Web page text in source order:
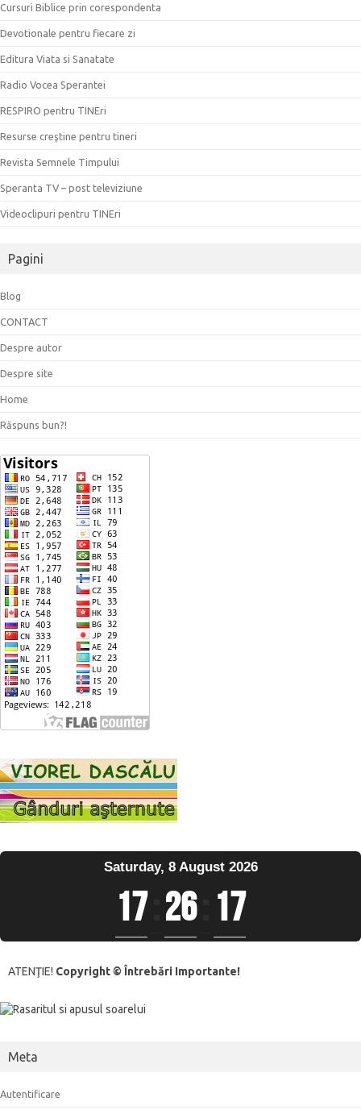
Cursuri Biblice prin corespondenta
Devotionale pentru fiecare zi
Editura Viata si Sanatate
Radio Vocea Sperantei
RESPIRO pentru TINEri
Resurse creştine pentru tineri
Revista Semnele Timpului
Speranta TV – post televiziune
Videoclipuri pentru TINEri
Pagini
Blog
CONTACT
Despre autor
Despre site
Home
Răspuns bun?!
Saturday, 8 August 2026
17 26 17
ATENŢIE! Copyright © Întrebări Importante!
Meta
Autentificare